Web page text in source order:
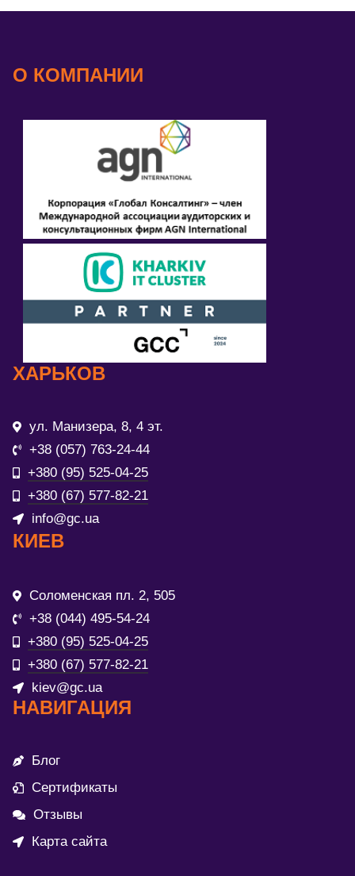
О КОМПАНИИ
ХАРЬКОВ
ул. Манизера, 8, 4 эт.
+38 (057) 763-24-44
+380 (95) 525-04-25
+380 (67) 577-82-21
info@gc.ua
КИЕВ
Соломенская пл. 2, 505
+38 (044) 495-54-24
+380 (95) 525-04-25
+380 (67) 577-82-21
kiev@gc.ua
НАВИГАЦИЯ
Блог
Сертификаты
Отзывы
Карта сайта